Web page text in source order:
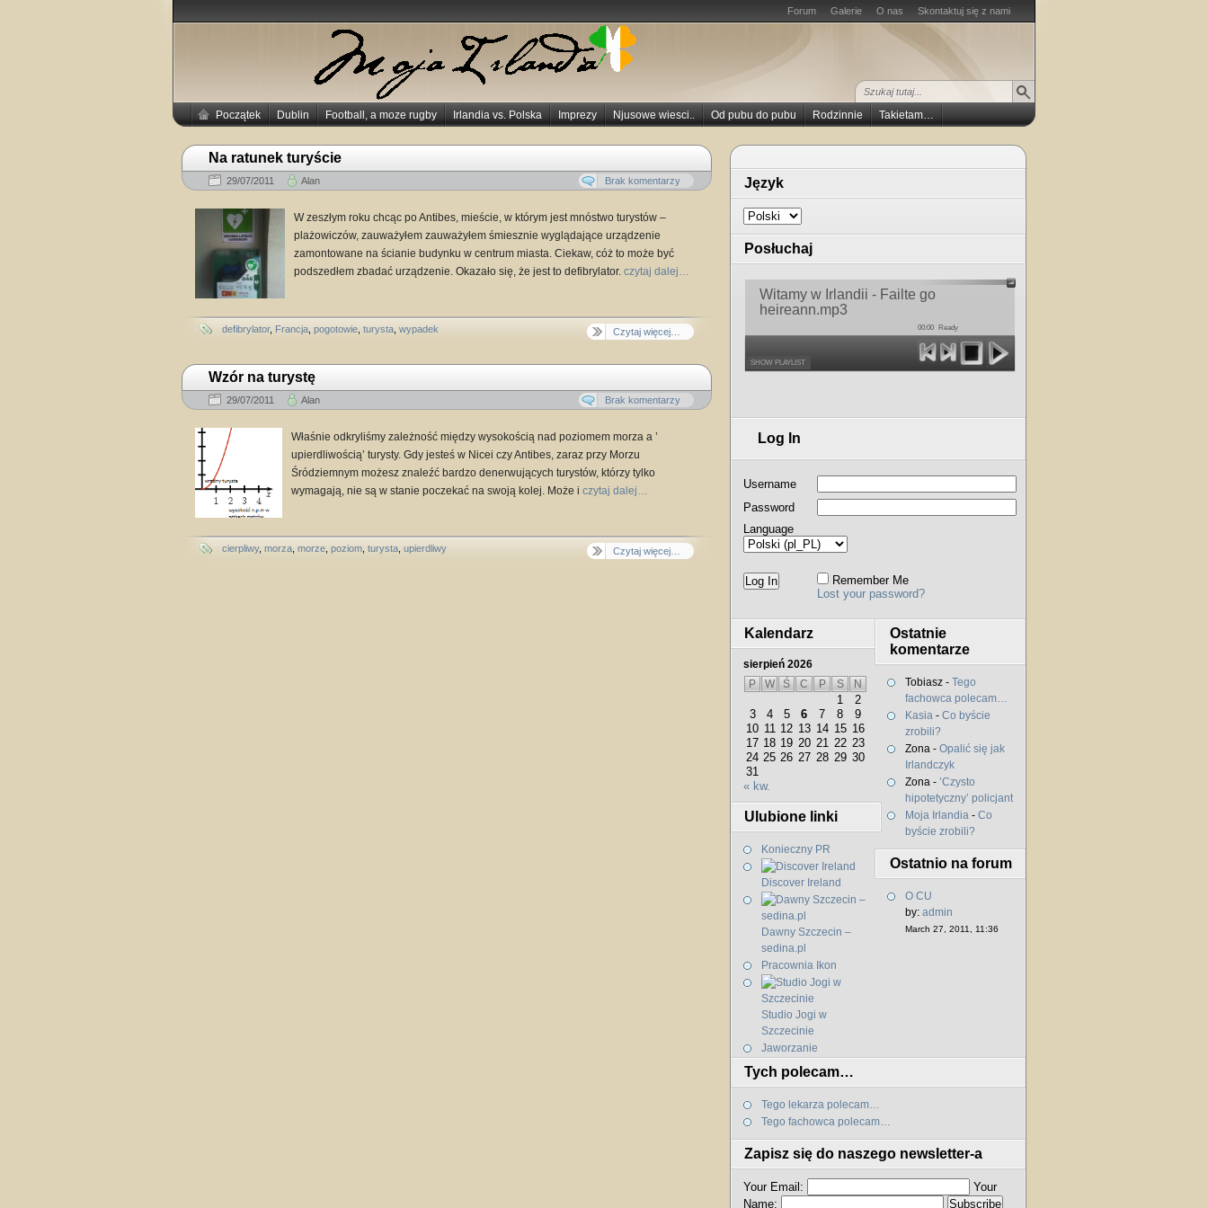
Forum Galerie O nas Skontaktuj się z nami
Początek Dublin Football, a moze rugby Irlandia vs. Polska Imprezy Njusowe wiesci.. Od pubu do pubu Rodzinnie Takietam…
Język
Posłuchaj
Witamy w Irlandii - Failte go
heireann.mp3
00:00 Ready
SHOW PLAYLIST
Log In
Username
Password
Language
Remember Me
Lost your password?
Kalendarz
sierpień 2026
P
W Ś C P S N
1
2
3
4 5 6 7 8
9
10 11 12 13 14 15 16
17 18 19 20 21 22 23
24 25 26 27 28 29 30
31
« kw.
Ulubione linki
Konieczny PR
Discover Ireland
Dawny Szczecin –
sedina.pl
Pracownia Ikon
Studio Jogi w
Szczecinie
Jaworzanie
Ostatnie
komentarze
Tobiasz - Tego
fachowca polecam…
Kasia - Co byście
zrobili?
Zona - Opalić się jak
Irlandczyk
Zona - ’Czysto
hipotetyczny’ policjant
Moja Irlandia - Co
byście zrobili?
Ostatnio na forum
O CU
by: admin
March 27, 2011, 11:36
Tych polecam…
Tego lekarza polecam…
Tego fachowca polecam…
Zapisz się do naszego newsletter-a
Your Email:
Your
Name:
Na ratunek turyście
29/07/2011 Alan Brak komentarzy
W zeszłym roku chcąc po Antibes, mieście, w którym jest mnóstwo turystów –
plażowiczów, zauważyłem zauważyłem śmiesznie wyglądające urządzenie
zamontowane na ścianie budynku w centrum miasta. Ciekaw, cóż to może być
podszedłem zbadać urządzenie. Okazało się, że jest to defibrylator. czytaj dalej…
defibrylator, Francja pogotowie turysta wypadek Czytaj więcej…
Wzór na turystę
29/07/2011 Alan Brak komentarzy
Właśnie odkryliśmy zależność między wysokością nad poziomem morza a ’
upierdliwością’ turysty. Gdy jesteś w Nicei czy Antibes, zaraz przy Morzu
Śródziemnym możesz znaleźć bardzo denerwujących turystów, którzy tylko
wymagają, nie są w stanie poczekać na swoją kolej. Może i czytaj dalej…
cierpliwy, morza morze poziom turysta upierdliwy Czytaj więcej…